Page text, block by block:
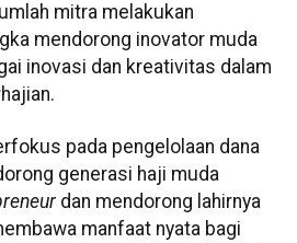
mitra melakukan
mendorong inovator muda
inovasi dan kreativitas dalam
pada pengelolaan dana
generasi haji muda
dan mendorong lahirnya
manfaat nyata bagi